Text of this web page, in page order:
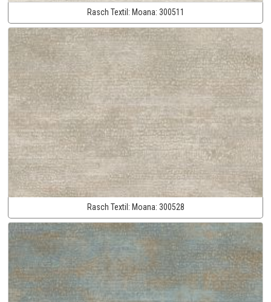
Rasch Textil: Moana: 300511
Rasch Textil: Moana: 300528